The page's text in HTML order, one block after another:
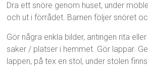
Dra ett snöre genom huset, under
och ut i förrådet. Barnen följer snöret
Gör några enkla bilder, antingen rita
saker / platser i hemmet. Gör lappar.
lappen, på tex en stol, under stolen